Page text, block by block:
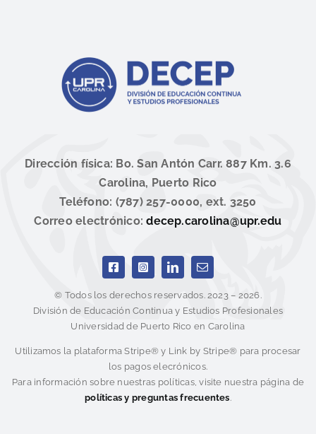
Dirección física: Bo. San Antón Carr. 887 Km. 3.6
Carolina, Puerto Rico
Teléfono: (787) 257-0000, ext. 3250
Correo electrónico:decep.carolina@upr.edu
© Todos los derechos reservados. 2023 – 2026.
División de Educación Continua y Estudios Profesionales
Universidad de Puerto Rico en Carolina
Utilizamos la plataforma Stripe® y Link by Stripe® para procesar
los pagos elecrónicos.
Para información sobre nuestras políticas, visite nuestra página de
políticas y preguntas frecuentes.